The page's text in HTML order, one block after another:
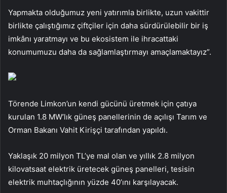
Yapmakta olduğumuz yeni yatırımla birlikte, uzun vakittir
birlikte çalıştığımız çiftçiler için daha sürdürülebilir bir iş
imkânı yaratmayı ve bu ekosistem ile ihracattaki
konumumuzu daha da sağlamlaştırmayı amaçlamaktayız”.
Törende Limkon’un kendi gücünü üretmek için çatıya
kurulan 1.8 MW’lık güneş panellerinin de açılışı Tarım ve
Orman Bakanı Vahit Kirişçi tarafından yapıldı.
Yaklaşık 20 milyon TL’ye mal olan ve yıllık 2.8 milyon
kilovatsaat elektrik üretecek güneş panelleri, tesisin
elektrik muhtaçlığının yüzde 40’ını karşılayacak.